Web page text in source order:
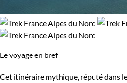
Le voyage en bref
Cet itinéraire mythique, réputé dans